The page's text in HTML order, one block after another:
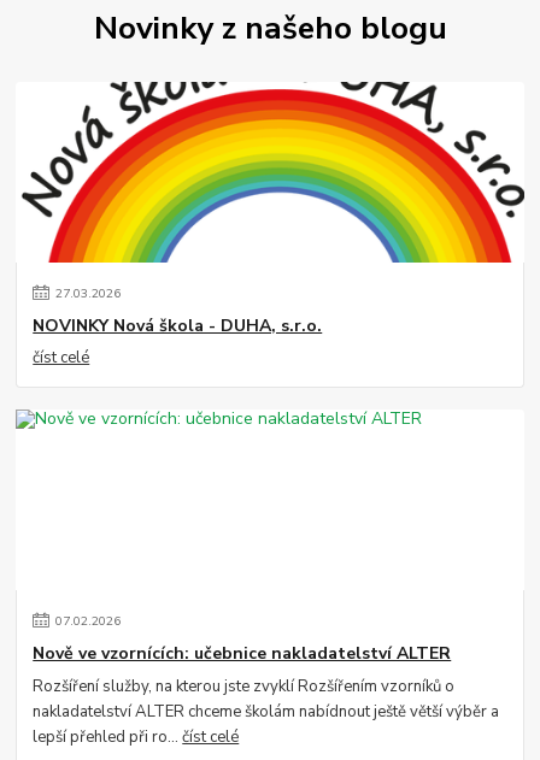
Novinky z našeho blogu
27.03.2026
NOVINKY Nová škola - DUHA, s.r.o.
číst celé
07.02.2026
Nově ve vzornících: učebnice nakladatelství ALTER
Rozšíření služby, na kterou jste zvyklí Rozšířením vzorníků o
nakladatelství ALTER chceme školám nabídnout ještě větší výběr a
lepší přehled při ro...číst celé